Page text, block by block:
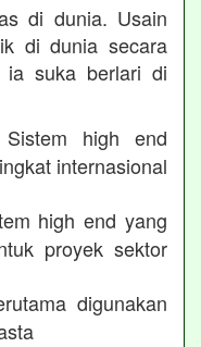
di dunia. Usain
di dunia secara
ia suka berlari di
Sistem high end
internasional
high end yang
proyek sektor
digunakan